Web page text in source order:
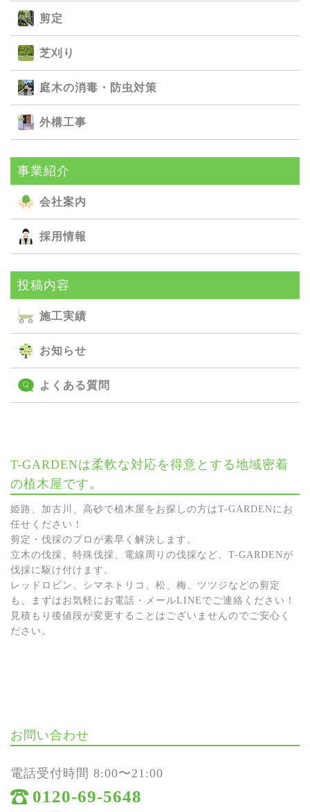
剪定
芝刈り
庭⽊の消毒・防⾍対策
外構⼯事
事業紹介
会社案内
採用情報
投稿内容
施⼯実績
お知らせ
よくある質問
T-GARDENは柔軟な対応を得意とする地域密着
の植木屋です。
姫路、加古川、高砂で植木屋をお探しの方はT-GARDENにお
任せください！
剪定・伐採のプロが素早く解決します。
立木の伐採、特殊伐採、電線周りの伐採など、T-GARDENが
伐採に駆け付けます。
レッドロビン、シマネトリコ、松、梅、ツツジなどの剪定
も、まずはお気軽にお電話・メールLINEでご連絡ください！
見積もり後値段が変更することはございませんのでご安心く
ださい。
お問い合わせ
電話受付時間 8:00〜21:00
0120-69-5648